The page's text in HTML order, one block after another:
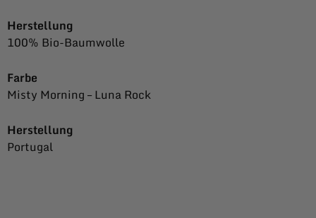
Herstellung
100% Bio-Baumwolle
Farbe
Misty Morning – Luna Rock
Herstellung
Portugal